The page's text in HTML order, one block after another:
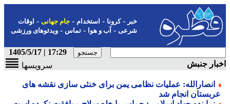
-کرونا-استخدام- جام جهانی-اوقات
شرعی-آب و هوا-تماس-ویدئوهای ورزشی
17:29 | 1405/5/17
جنبش
سرویسها
انصارالله: عملیات نظامی یمن برای خنثی سازی نقشه های
انجام شد